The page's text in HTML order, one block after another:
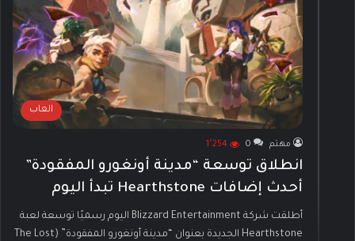
العاب
مهتم 0 1٬254
انطلاق توسعة “مدينة أونغورو المفقودة”
أحدث إضافات Hearthstone تبدأ اليوم
أطلقت شركة Blizzard Entertainment اليوم رسميًا توسعة لعبة
Hearthstone الجديدة بعنوان “مدينة أونغورو المفقودة” (The Lost